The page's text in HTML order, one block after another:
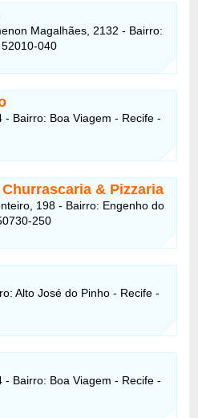
Magalhães, 2132 - Bairro:
040
- Bairro: Boa Viagem - Recife -
& Pizzaria
198 - Bairro: Engenho do
250
Alto José do Pinho - Recife -
- Bairro: Boa Viagem - Recife -